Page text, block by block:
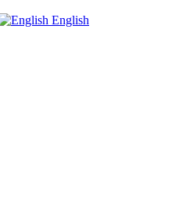
English